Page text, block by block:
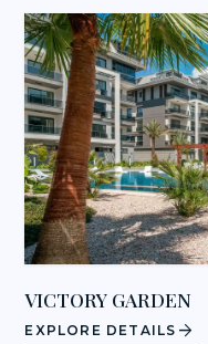
VICTORY GARDEN
EXPLORE DETAILS arrow_forward